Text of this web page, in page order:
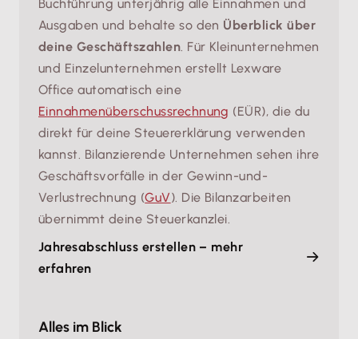
Buchführung unterjährig alle Einnahmen und
Ausgaben und behalte so den Überblick über
deine Geschäftszahlen . Für Kleinunternehmen
und Einzelunternehmen erstellt Lexware
Office automatisch eine
Einnahmenüberschussrechnung (EÜR), die du
direkt für deine Steuererklärung verwenden
kannst. Bilanzierende Unternehmen sehen ihre
Geschäftsvorfälle in der Gewinn-und-
Verlustrechnung (GuV). Die Bilanzarbeiten
übernimmt deine Steuerkanzlei.
Jahresabschluss erstellen – mehr
erfahren
Alles im Blick